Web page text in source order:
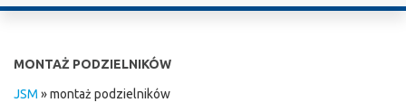
MONTAŻ PODZIELNIKÓW
JSM »montaż podzielników